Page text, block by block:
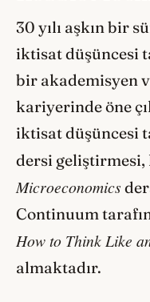
30 yılı aşkın bir
iktisat düşüncesi
bir akademisyen
kariyerinde öne
iktisat düşüncesi
dersi geliştirmesi,
Microeconomics
Continuum
How to Think Like
almaktadır.